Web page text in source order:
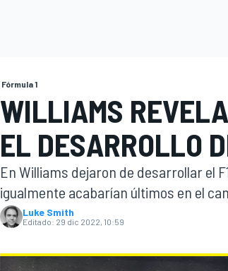
Fórmula 1
WILLIAMS
EL DESARROLLO
En Williams dejaron de desarrollar el
igualmente acabarían últimos en el
Luke Smith
Editado: 29 dic 2022, 10:59